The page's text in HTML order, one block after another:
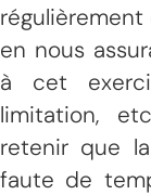
en nous
à cet
limitation,
retenir que
faute de